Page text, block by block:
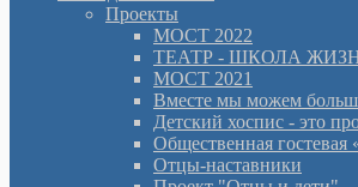
Проекты
МОСТ 2022
ТЕАТР - ШКОЛА
МОСТ 2021
Вместе мы можем
Детский хоспис - это
Общественная гостевая
Отцы-наставники